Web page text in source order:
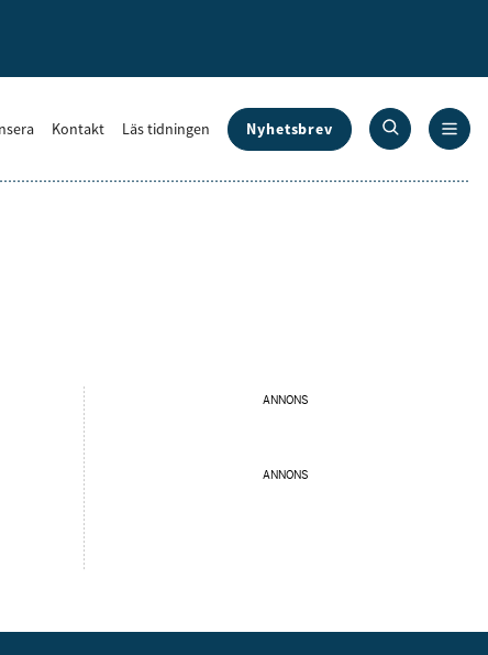
Kontakt Läs tidningen Nyhetsbrev
ANNONS
ANNONS